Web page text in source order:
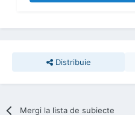
Distribuie
Mergi la lista de subiecte